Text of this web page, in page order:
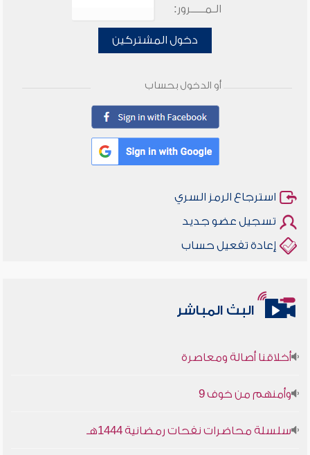
الـمـــــرور:
دخول المشتركين
أو الدخول بحساب
استرجاع الرمز السري
تسجيل عضو جديد
إعادة تفعيل حساب
البث المباشر